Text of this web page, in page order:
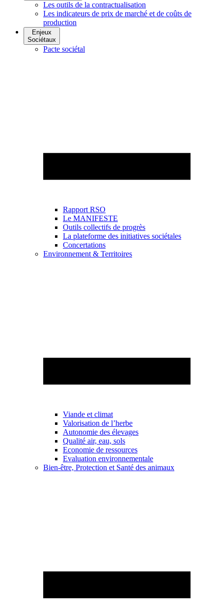
Les outils de la contractualisation
Les indicateurs de prix de marché et de coûts de
production
Enjeux
Sociétaux
Pacte sociétal
Rapport RSO
Le MANIFESTE
Outils collectifs de progrès
La plateforme des initiatives sociétales
Concertations
Environnement & Territoires
Viande et climat
Valorisation de l’herbe
Autonomie des élevages
Qualité air, eau, sols
Economie de ressources
Evaluation environnementale
Bien-être, Protection et Santé des animaux